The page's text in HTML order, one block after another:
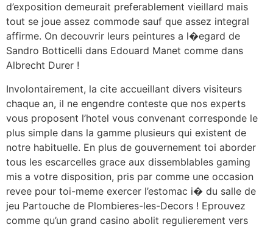
d’exposition demeurait preferablement vieillard mais
tout se joue assez commode sauf que assez integral
affirme. On decouvrir leurs peintures a l�egard de
Sandro Botticelli dans Edouard Manet comme dans
Albrecht Durer !
Involontairement, la cite accueillant divers visiteurs
chaque an, il ne engendre conteste que nos experts
vous proposent l’hotel vous convenant corresponde le
plus simple dans la gamme plusieurs qui existent de
notre habituelle. En plus de gouvernement toi aborder
tous les escarcelles grace aux dissemblables gaming
mis a votre disposition, pris par comme une occasion
revee pour toi-meme exercer l’estomac i� du salle de
jeu Partouche de Plombieres-les-Decors ! Eprouvez
comme qu’un grand casino abolit regulierement vers